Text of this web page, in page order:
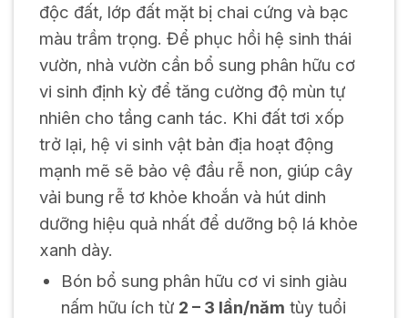
độc đất, lớp đất mặt bị chai cứng và bạc
màu trầm trọng. Để phục hồi hệ sinh thái
vườn, nhà vườn cần bổ sung phân hữu cơ
vi sinh định kỳ để tăng cường độ mùn tự
nhiên cho tầng canh tác. Khi đất tơi xốp
trở lại, hệ vi sinh vật bản địa hoạt động
mạnh mẽ sẽ bảo vệ đầu rễ non, giúp cây
vải bung rễ tơ khỏe khoắn và hút dinh
dưỡng hiệu quả nhất để dưỡng bộ lá khỏe
xanh dày.
Bón bổ sung phân hữu cơ vi sinh giàu
nấm hữu ích từ 2 – 3 lần/năm tùy tuổi